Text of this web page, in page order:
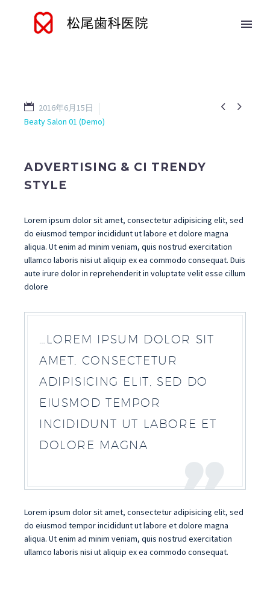
 
2016年6月15日
Beaty Salon 01 (Demo)
ADVERTISING & CI TRENDY
STYLE
Lorem ipsum dolor sit amet, consectetur adipisicing elit, sed
do eiusmod tempor incididunt ut labore et dolore magna
aliqua. Ut enim ad minim veniam, quis nostrud exercitation
ullamco laboris nisi ut aliquip ex ea commodo consequat. Duis
aute irure dolor in reprehenderit in voluptate velit esse cillum
dolore
…LOREM IPSUM DOLOR SIT
AMET, CONSECTETUR
ADIPISICING ELIT, SED DO
EIUSMOD TEMPOR
INCIDIDUNT UT LABORE ET
DOLORE MAGNA
Lorem ipsum dolor sit amet, consectetur adipisicing elit, sed
do eiusmod tempor incididunt ut labore et dolore magna
aliqua. Ut enim ad minim veniam, quis nostrud exercitation
ullamco laboris nisi ut aliquip ex ea commodo consequat.